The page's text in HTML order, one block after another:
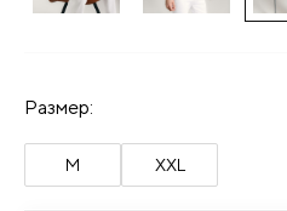
Размер:
M XXL